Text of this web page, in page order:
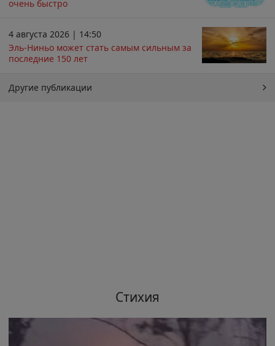
очень быстро
4 августа 2026 | 14:50
Эль-Ниньо может стать самым сильным за
последние 150 лет
Другие публикации
Стихия